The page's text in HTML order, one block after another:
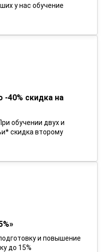
у нас обучение
-40% скидка на
обучении двух и
скидка второму
и повышение
до 15%